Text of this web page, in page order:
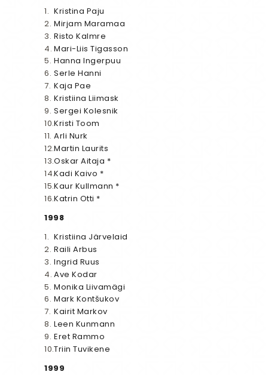
Kristina Paju
Mirjam Maramaa
Risto Kalmre
Mari-Liis Tigasson
Hanna Ingerpuu
Serle Hanni
Kaja Pae
Kristiina Liimask
Sergei Kolesnik
Kristi Toom
Arli Nurk
Martin Laurits
Oskar Aitaja *
Kadi Kaivo *
Kaur Kullmann *
Katrin Otti *
1998
Kristiina Järvelaid
Raili Arbus
Ingrid Ruus
Ave Kodar
Monika Liivamägi
Mark Kontšukov
Kairit Markov
Leen Kunmann
Eret Rammo
Triin Tuvikene
1999